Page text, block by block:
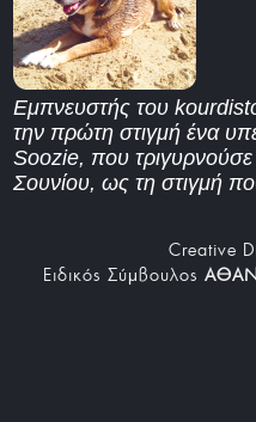
Εμπνευστής του
την πρώτη στιγμή ένα
Soozie, που
Σουνίου, ως τη στιγμή
Creative
Ειδικός Σύμβουλος